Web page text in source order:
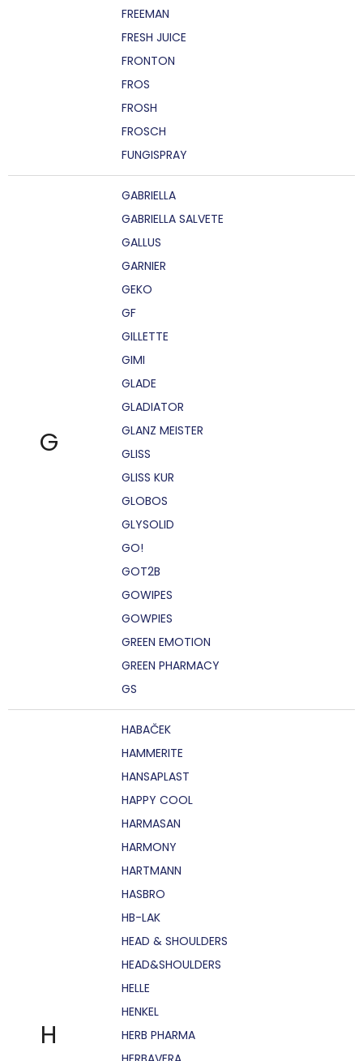
FREEMAN
FRESH JUICE
FRONTON
FROS
FROSH
FROSCH
FUNGISPRAY
G
GABRIELLA
GABRIELLA SALVETE
GALLUS
GARNIER
GEKO
GF
GILLETTE
GIMI
GLADE
GLADIATOR
GLANZ MEISTER
GLISS
GLISS KUR
GLOBOS
GLYSOLID
GO!
GOT2B
GOWIPES
GOWPIES
GREEN EMOTION
GREEN PHARMACY
GS
H
HABAČEK
HAMMERITE
HANSAPLAST
HAPPY COOL
HARMASAN
HARMONY
HARTMANN
HASBRO
HB-LAK
HEAD & SHOULDERS
HEAD&SHOULDERS
HELLE
HENKEL
HERB PHARMA